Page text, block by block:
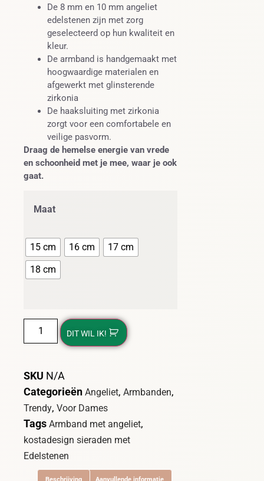
De 8 mm en 10 mm angeliet
edelstenen zijn met zorg
geselecteerd op hun kwaliteit en
kleur.
De armband is handgemaakt met
hoogwaardige materialen en
afgewerkt met glinsterende
zirkonia
De haaksluiting met zirkonia
zorgt voor een comfortabele en
veilige pasvorm.
Draag de hemelse energie van vrede
en schoonheid met je mee, waar je ook
gaat.
Maat
15 cm 16 cm
17 cm
18 cm
DIT WIL IK!
SKU N/A
Categorieën Angeliet, Armbanden,
Trendy, Voor Dames
Tags Armband met angeliet,
kostadesign sieraden met
Edelstenen